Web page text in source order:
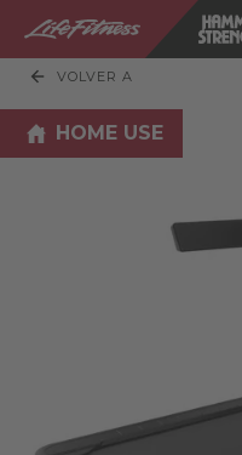
VOLVER A
HOME USE